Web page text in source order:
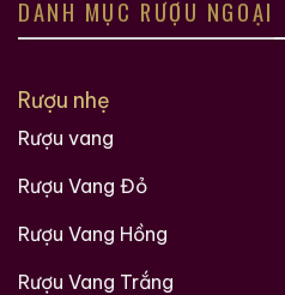
DANH MỤC RƯỢU NGOẠI
Rượu nhẹ
Rượu vang
Rượu Vang Đỏ
Rượu Vang Hồng
Rượu Vang Trắng